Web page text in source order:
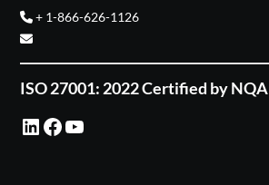
+ 1-866-626-1126
ISO 27001: 2022 Certified by NQA
LinkedIn Facebook YouTube